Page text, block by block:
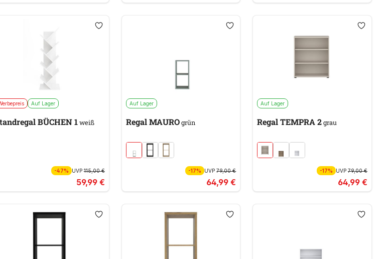
Auf Lager
BÜCHEN 1weiß
-47% UVP115,00 €
59,99 €
Auf Lager
Regal MAUROgrün
-17% UVP79,00 €
64,99 €
Auf Lager
Regal TEMPRA 2grau
-17% UVP 79,00 €
64,99 €